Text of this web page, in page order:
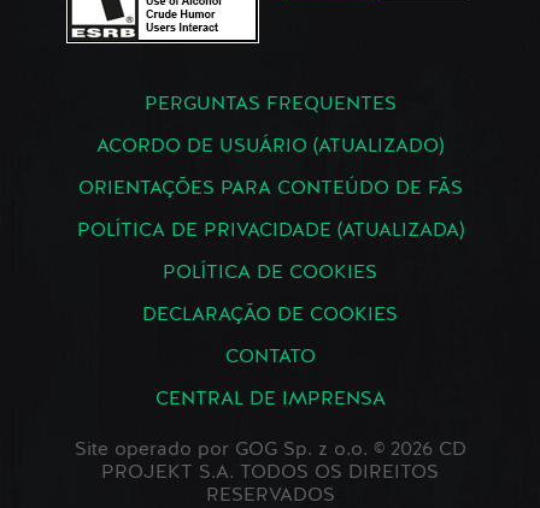
PERGUNTAS FREQUENTES
ACORDO DE USUÁRIO (ATUALIZADO)
ORIENTAÇÕES PARA CONTEÚDO DE FÃS
POLÍTICA DE PRIVACIDADE (ATUALIZADA)
POLÍTICA DE COOKIES
DECLARAÇÃO DE COOKIES
CONTATO
CENTRAL DE IMPRENSA
Site operado por GOG Sp. z o.o. © 2026 CD
PROJEKT S.A. TODOS OS DIREITOS
RESERVADOS